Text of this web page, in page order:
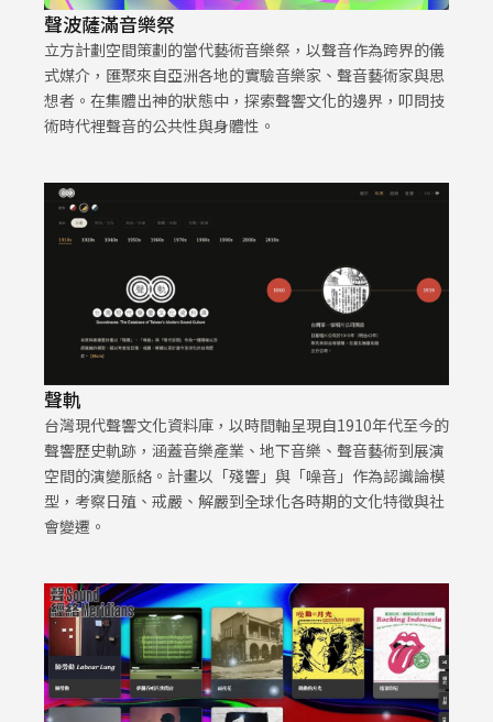
聲波薩滿音樂祭
立方計劃空間策劃的當代藝術音樂祭，以聲音作為跨界的儀
式媒介，匯聚來自亞洲各地的實驗音樂家、聲音藝術家與思
想者。在集體出神的狀態中，探索聲響文化的邊界，叩問技
術時代裡聲音的公共性與身體性。
聲軌
台灣現代聲響文化資料庫，以時間軸呈現自1910年代至今的
聲響歷史軌跡，涵蓋音樂產業、地下音樂、聲音藝術到展演
空間的演變脈絡。計畫以「殘響」與「噪音」作為認識論模
型，考察日殖、戒嚴、解嚴到全球化各時期的文化特徵與社
會變遷。